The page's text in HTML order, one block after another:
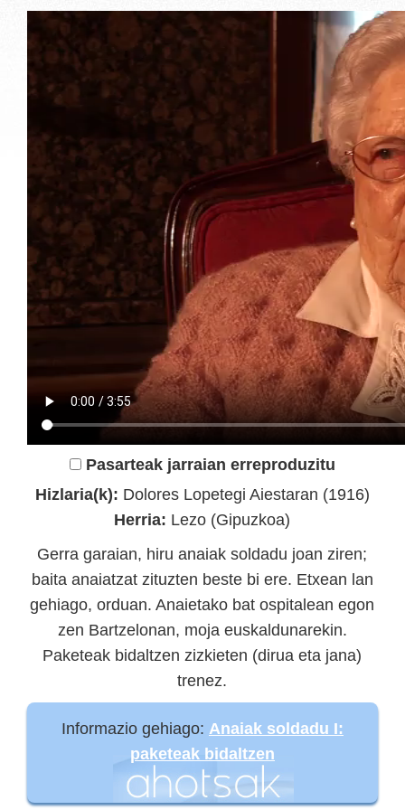
Pasarteak jarraian erreproduzitu
Hizlaria(k): Dolores Lopetegi Aiestaran (1916)
Herria: Lezo (Gipuzkoa)
Gerra garaian, hiru anaiak soldadu joan ziren;
baita anaiatzat zituzten beste bi ere. Etxean lan
gehiago, orduan. Anaietako bat ospitalean egon
zen Bartzelonan, moja euskaldunarekin.
Paketeak bidaltzen zizkieten (dirua eta jana)
trenez.
Informazio gehiago: Anaiak soldadu I:
paketeak bidaltzen